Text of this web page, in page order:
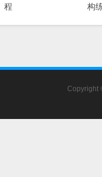
程
构
Copyright